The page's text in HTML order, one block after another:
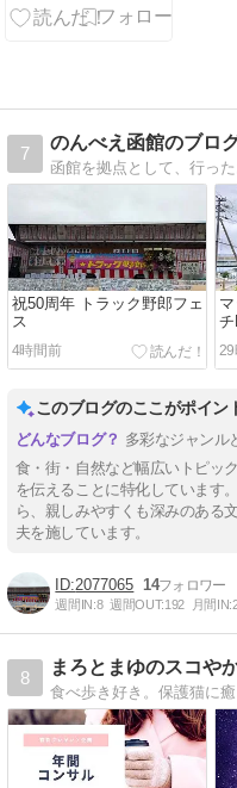
ぃ〜♡…気に
7
のんべえ函館のブロ
函館を拠点として、行っ
祝50周年 トラック野郎フェ
ス
4時間前
チ
このブログのここがポイン
多彩なジャンル
食・街・自然など幅広いトピッ
を伝えることに特化しています
ら、親しみやすくも深みのある
夫を施しています。
2077065 14
週間IN:8 週間OUT:192 月間IN:
8
まろとまゆのスコや
食べ歩き好き。保護猫に